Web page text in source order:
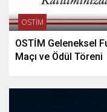
OSTİM
OSTİM Geleneksel
Maçı ve Ödül Töreni